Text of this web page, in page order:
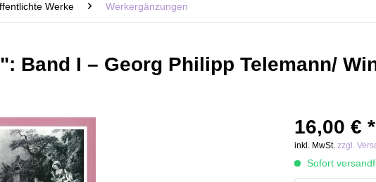
Werke Werkergänzungen
Band I – Georg Philipp Telemann/
16,00 € *
inkl. MwSt.zzgl.
Sofort